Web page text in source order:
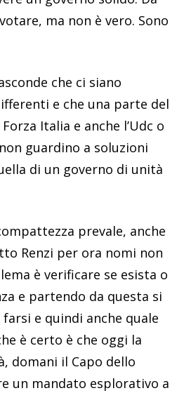
ma non è vero. Sono
che ci siano
e che una parte del
Italia e anche l’Udc o
guardino a soluzioni
di un governo di unità
prevale, anche
Renzi per ora nomi non
è verificare se esista o
e partendo da questa si
e quindi anche quale
è certo è che oggi la
domani il Capo dello
un mandato esplorativo a